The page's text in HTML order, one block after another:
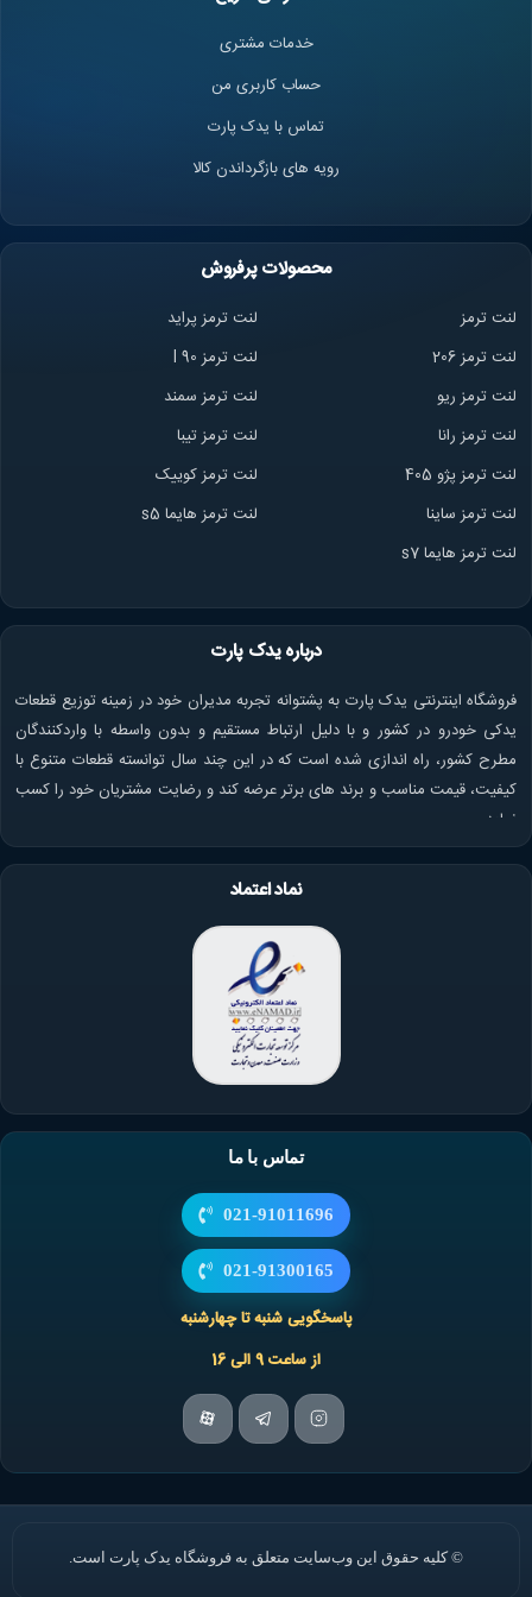
خدمات مشتری
حساب کاربری من
تماس با یدک پارت
رویه های بازگرداندن کالا
محصولات پرفروش
لنت ترمز
لنت ترمز پراید
لنت ترمز 206
لنت ترمز l 90
لنت ترمز ریو
لنت ترمز سمند
لنت ترمز رانا
لنت ترمز تیبا
لنت ترمز پژو 405
لنت ترمز کوییک
لنت ترمز ساینا
لنت ترمز هایما s5
لنت ترمز هایما s7
درباره یدک پارت
فروشگاه اینترنتی یدک پارت به پشتوانه تجربه مدیران خود در زمینه توزیع قطعات
یدکی خودرو در کشور و با دلیل ارتباط مستقیم و بدون واسطه با واردکنندگان
مطرح کشور، راه اندازی شده است که در این چند سال توانسته قطعات متنوع با
کیفیت، قیمت مناسب و برند های برتر عرضه کند و رضایت مشتریان خود را کسب
نماید.
نماد اعتماد
تماس با ما
021-91011696
021-91300165
پاسخگویی شنبه تا چهارشنبه
از ساعت 9 الی 16
© کلیه حقوق این وب‌سایت متعلق به فروشگاه یدک پارت است.